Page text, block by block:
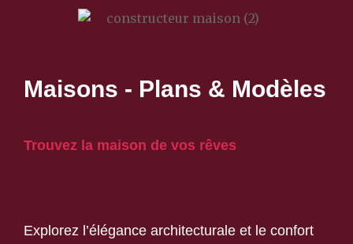
Maisons - Plans & Modèles
Trouvez la maison de vos rêves
Explorez l’élégance architecturale et le confort